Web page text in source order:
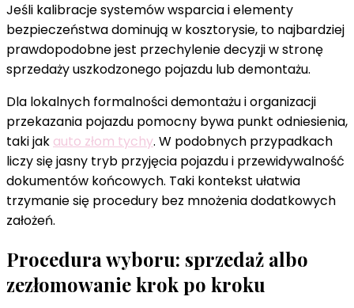
Jeśli kalibracje systemów wsparcia i elementy
bezpieczeństwa dominują w kosztorysie, to najbardziej
prawdopodobne jest przechylenie decyzji w stronę
sprzedaży uszkodzonego pojazdu lub demontażu.
Dla lokalnych formalności demontażu i organizacji
przekazania pojazdu pomocny bywa punkt odniesienia,
taki jak auto złom tychy. W podobnych przypadkach
liczy się jasny tryb przyjęcia pojazdu i przewidywalność
dokumentów końcowych. Taki kontekst ułatwia
trzymanie się procedury bez mnożenia dodatkowych
założeń.
Procedura wyboru: sprzedaż albo
zezłomowanie krok po kroku